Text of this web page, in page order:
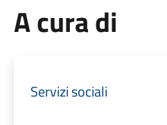
A cura di
Servizi sociali